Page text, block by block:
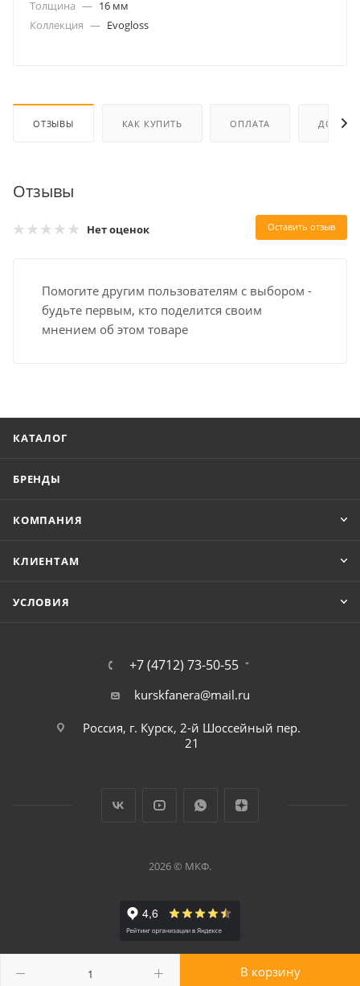
В корзину
Толщина — 16 мм
Коллекция — Evogloss
ОТЗЫВЫ КАК КУПИТЬ ОПЛАТА
Отзывы
Нет оценок Оставить отзыв
Помогите другим пользователям с выбором -
будьте первым, кто поделится своим
мнением об этом товаре
КАТАЛОГ
БРЕНДЫ
КОМПАНИЯ
КЛИЕНТАМ
УСЛОВИЯ
+7 (4712) 73-50-55
kurskfanera@mail.ru
Россия, г. Курск, 2-й Шоссейный пер.
21
2026 © МКФ.